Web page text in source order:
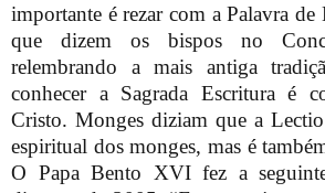
importante é rezar com a Palavra
que dizem os bispos no
relembrando a mais antiga
conhecer a Sagrada Escritura é
Cristo. Monges diziam que a
espiritual dos monges, mas é
O Papa Bento XVI fez a